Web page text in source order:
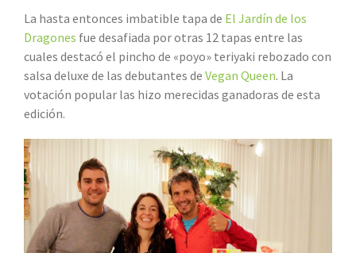
La hasta entonces imbatible tapa de El Jardín de los
Dragones fue desafiada por otras 12 tapas entre las
cuales destacó el pincho de «poyo» teriyaki rebozado con
salsa deluxe de las debutantes de Vegan Queen. La
votación popular las hizo merecidas ganadoras de esta
edición.